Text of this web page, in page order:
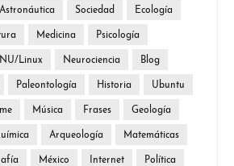
Astronáutica Sociedad Ecología
Medicina Psicología
Linux Neurociencia Blog
Paleontología Historia Ubuntu
Música Frases Geología
Arqueología Matemáticas
México Internet Política